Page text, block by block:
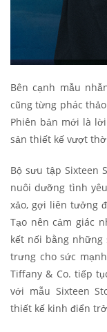
Bên cạnh mẫu
cũng từng phác
Phiên bản mới là
sản thiết kế vượt
Bộ sưu tập Sixteen
nuôi dưỡng tình
xảo, gợi liên tưởng
Tạo nên cảm giác
kết nối bằng
trưng cho sức
Tiffany & Co. tiếp
với mẫu Sixteen
thiết kế kinh điển